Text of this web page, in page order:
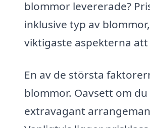
blommor levererade?
inklusive typ av
viktigaste aspekterna
En av de största
blommor. Oavsett om
extravagant